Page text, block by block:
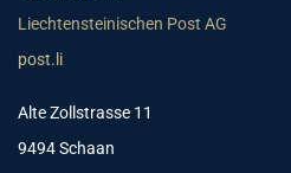
Liechtensteinischen Post AG
post.li
Alte Zollstrasse 11
9494 Schaan